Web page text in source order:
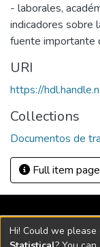
- laborales,
indicadores sobre
fuente importante
URI
https://
Collections
Documentos de
Full item page
Universidad
Hi! Could we